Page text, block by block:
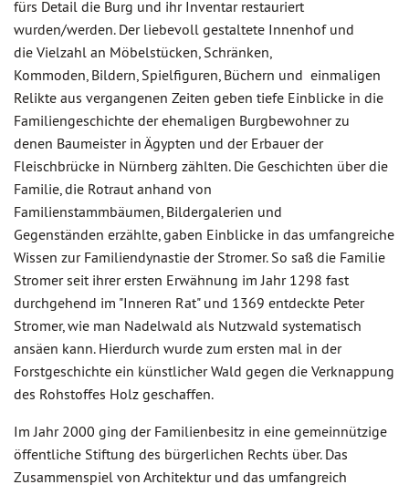
fürs Detail die Burg und ihr Inventar restauriert
wurden/werden. Der liebevoll gestaltete Innenhof und
die Vielzahl an Möbelstücken, Schränken,
Kommoden, Bildern, Spielfiguren, Büchern und einmaligen
Relikte aus vergangenen Zeiten geben tiefe Einblicke in die
Familiengeschichte der ehemaligen Burgbewohner zu
denen Baumeister in Ägypten und der Erbauer der
Fleischbrücke in Nürnberg zählten. Die Geschichten über die
Familie, die Rotraut anhand von
Familienstammbäumen, Bildergalerien und
Gegenständen erzählte, gaben Einblicke in das umfangreiche
Wissen zur Familiendynastie der Stromer. So saß die Familie
Stromer seit ihrer ersten Erwähnung im Jahr 1298 fast
durchgehend im "Inneren Rat" und 1369 entdeckte Peter
Stromer, wie man Nadelwald als Nutzwald systematisch
ansäen kann. Hierdurch wurde zum ersten mal in der
Forstgeschichte ein künstlicher Wald gegen die Verknappung
des Rohstoffes Holz geschaffen.
Im Jahr 2000 ging der Familienbesitz in eine gemeinnützige
öffentliche Stiftung des bürgerlichen Rechts über. Das
Zusammenspiel von Architektur und das umfangreich